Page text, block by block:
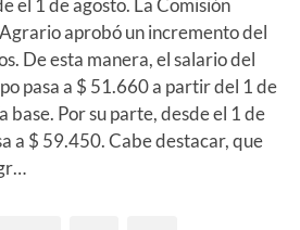
el 1 de agosto. La Comisión
aprobó un incremento del
De esta manera, el salario del
pasa a $ 51.660 a partir del 1 de
base. Por su parte, desde el 1 de
a $ 59.450. Cabe destacar, que